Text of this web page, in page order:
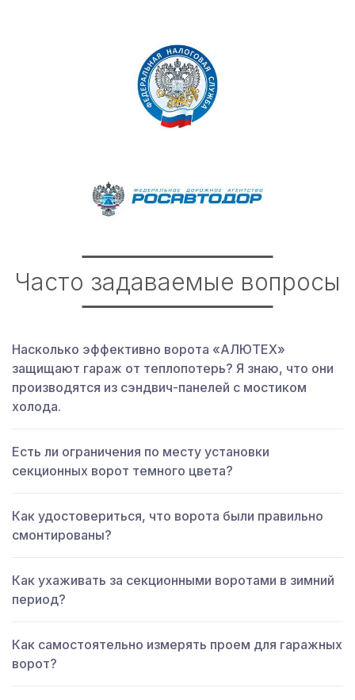
Часто задаваемые вопросы
Насколько эффективно ворота «АЛЮТЕХ»
защищают гараж от теплопотерь? Я знаю, что они
производятся из сэндвич-панелей с мостиком
холода.
Есть ли ограничения по месту установки
секционных ворот темного цвета?
Как удостовериться, что ворота были правильно
смонтированы?
Как ухаживать за секционными воротами в зимний
период?
Как самостоятельно измерять проем для гаражных
ворот?